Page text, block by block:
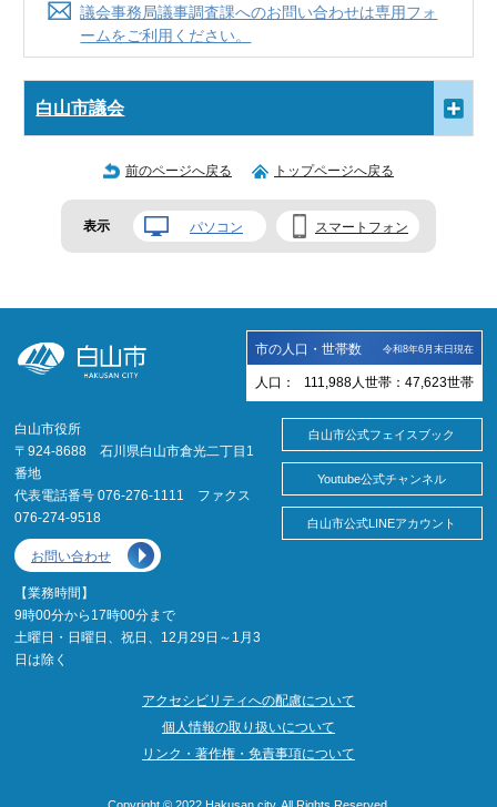
議会事務局議事調査課へのお問い合わせは専用フォ
ームをご利用ください。
白山市議会
前のページへ戻る トップページへ戻る
表示 パソコン スマートフォン
市の人口・世帯数 令和8年6月末日現在
人口： 111,988 人 世帯： 47,623世帯
白山市役所
〒924-8688 石川県白山市倉光二丁目1
番地
代表電話番号 076-276-1111 ファクス
076-274-9518
お問い合わせ
【業務時間】
9時00分から17時00分まで
土曜日・日曜日、祝日、12月29日～1月3
日は除く
白山市公式フェイスブック
Youtube公式チャンネル
白山市公式LINEアカウント
アクセシビリティへの配慮について
個人情報の取り扱いについて
リンク・著作権・免責事項について
Copyright © 2022 Hakusan city. All Rights Reserved.